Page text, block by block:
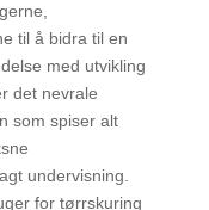
til å bidra til en
med utvikling
det nevrale
som spiser alt
undervisning.
for tørrskuring